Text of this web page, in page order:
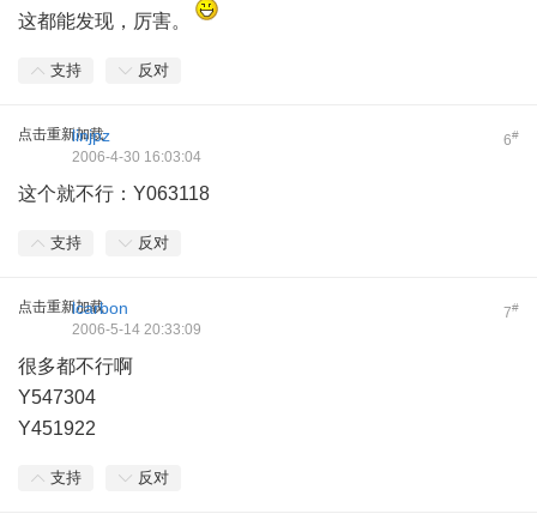
这都能发现，厉害。
支持 反对
点击重新加载 6#
linjpz
2006-4-30 16:03:04
这个就不行：Y063118
支持 反对
点击重新加载 7#
lcarbon
2006-5-14 20:33:09
很多都不行啊
Y547304
Y451922
支持 反对